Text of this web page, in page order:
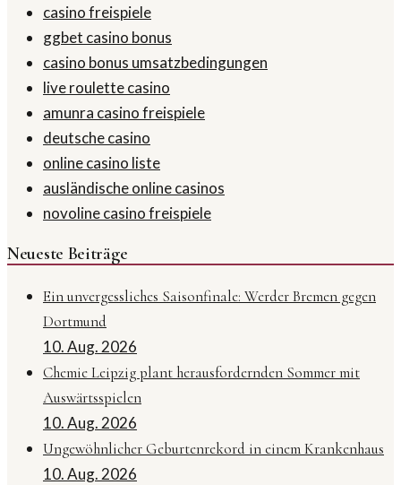
casino freispiele
ggbet casino bonus
casino bonus umsatzbedingungen
live roulette casino
amunra casino freispiele
deutsche casino
online casino liste
ausländische online casinos
novoline casino freispiele
Neueste Beiträge
Ein unvergessliches Saisonfinale: Werder Bremen gegen
Dortmund
10. Aug. 2026
Chemie Leipzig plant herausfordernden Sommer mit
Auswärtsspielen
10. Aug. 2026
Ungewöhnlicher Geburtenrekord in einem Krankenhaus
10. Aug. 2026